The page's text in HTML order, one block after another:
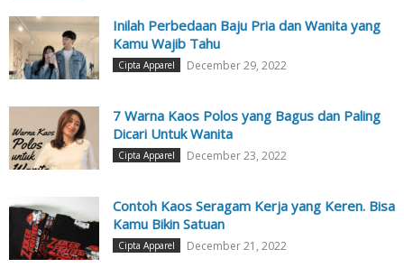
Inilah Perbedaan Baju Pria dan Wanita yang
Kamu Wajib Tahu
Cipta Apparel December 29, 2022
7 Warna Kaos Polos yang Bagus dan Paling
Dicari Untuk Wanita
Cipta Apparel December 23, 2022
Contoh Kaos Seragam Kerja yang Keren. Bisa
Kamu Bikin Satuan
Cipta Apparel December 21, 2022